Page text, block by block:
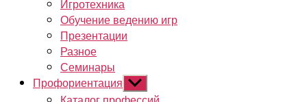
Игротехника
Обучение ведению игр
Презентации
Разное
Семинары
Профориентация Показывать
подменю